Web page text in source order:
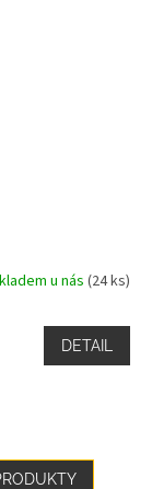
u nás (24 ks)
DETAIL